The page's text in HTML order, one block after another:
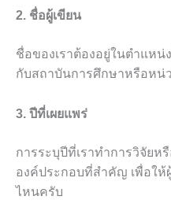
2. ชื่อผู้เขียน
ชื่อของเราต้องอยู่ในตำแห
กับสถาบันการศึกษาหรือหน่
3. ปีที่เผยแพร่
การระบุปีที่เราทำการวิจัยห
องค์ประกอบที่สำคัญ เพื่อให้
ไหนครับ